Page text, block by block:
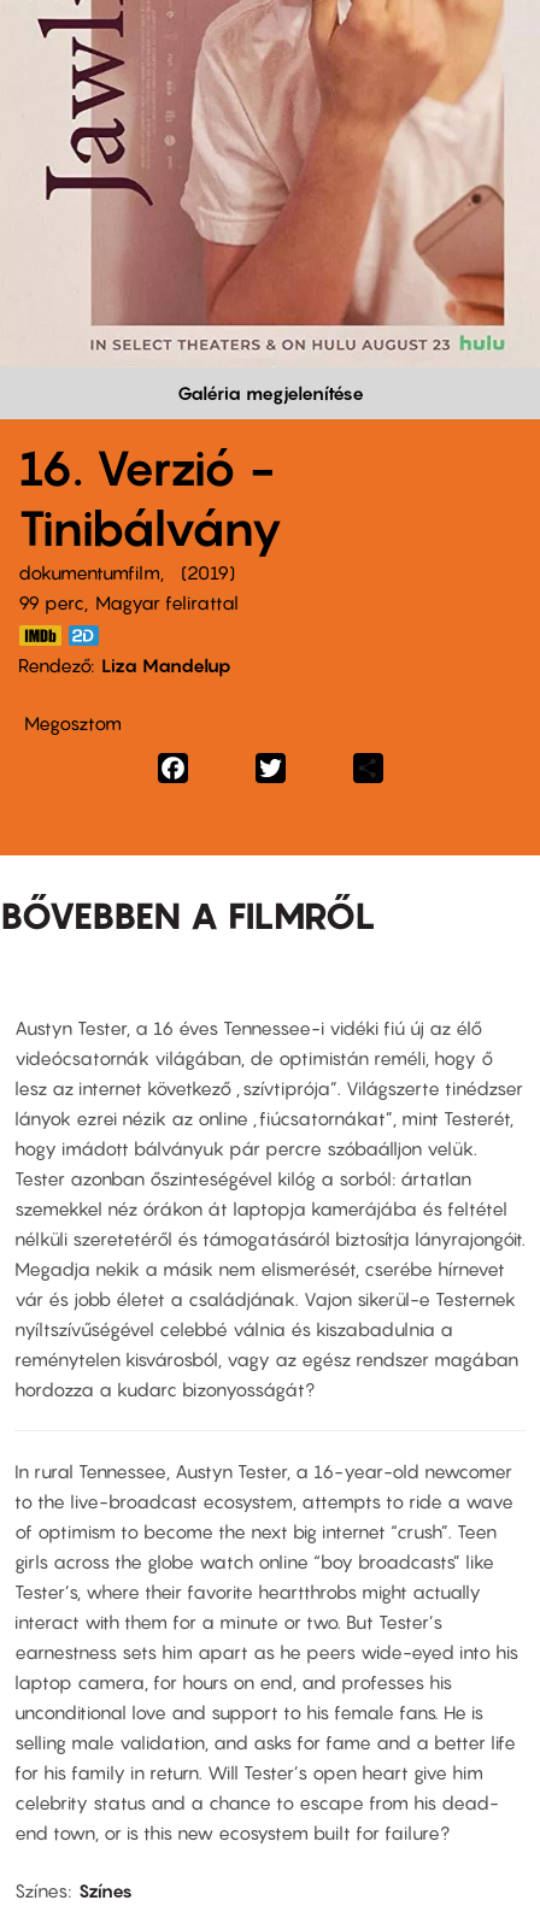
Galéria megjelenítése
16. Verzió -
Tinibálvány
dokumentumfilm
2019
99 perc,
Magyar felirattal
Rendező Liza Mandelup
Megosztom
Facebook
BŐVEBBEN A FILMRŐL
Austyn Tester, a 16 éves Tennessee-i vidéki fiú új az élő
videócsatornák világában, de optimistán reméli, hogy ő
lesz az internet következő „szívtiprója”. Világszerte tinédzser
lányok ezrei nézik az online „fiúcsatornákat”, mint Testerét,
hogy imádott bálványuk pár percre szóbaálljon velük.
Tester azonban őszinteségével kilóg a sorból: ártatlan
szemekkel néz órákon át laptopja kamerájába és feltétel
nélküli szeretetéről és támogatásáról biztosítja lányrajongóit.
Megadja nekik a másik nem elismerését, cserébe hírnevet
vár és jobb életet a családjának. Vajon sikerül-e Testernek
nyíltszívűségével celebbé válnia és kiszabadulnia a
reménytelen kisvárosból, vagy az egész rendszer magában
hordozza a kudarc bizonyosságát?
In rural Tennessee, Austyn Tester, a 16-year-old newcomer
to the live-broadcast ecosystem, attempts to ride a wave
of optimism to become the next big internet “crush”. Teen
girls across the globe watch online “boy broadcasts” like
Tester’s, where their favorite heartthrobs might actually
interact with them for a minute or two. But Tester’s
earnestness sets him apart as he peers wide-eyed into his
laptop camera, for hours on end, and professes his
unconditional love and support to his female fans. He is
selling male validation, and asks for fame and a better life
for his family in return. Will Tester’s open heart give him
celebrity status and a chance to escape from his dead-
end town, or is this new ecosystem built for failure?
Színes Színes